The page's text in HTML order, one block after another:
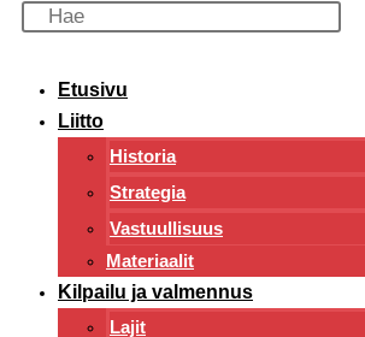
Etusivu
Liitto
Historia
Strategia
Vastuullisuus
Materiaalit
Kilpailu ja valmennus
Lajit